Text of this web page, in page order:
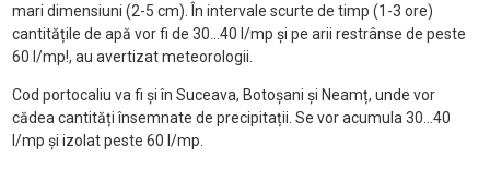
mari dimensiuni (2-5 cm). În intervale scurte de timp (1-3 ore)
cantitățile de apă vor fi de 30...40 l/mp și pe arii restrânse de peste
60 l/mp!, au avertizat meteorologii.
Cod portocaliu va fi și în Suceava, Botoșani și Neamț, unde vor
cădea cantități însemnate de precipitații. Se vor acumula 30...40
l/mp și izolat peste 60 l/mp.